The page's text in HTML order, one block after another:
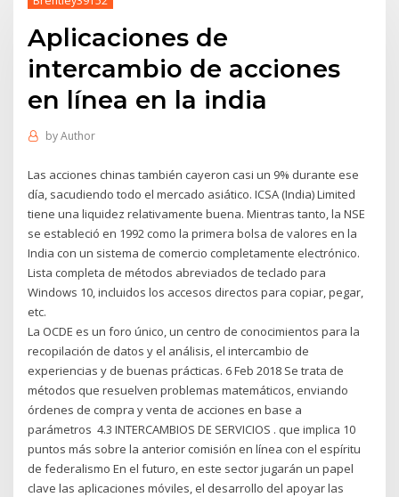
Aplicaciones de
intercambio de acciones
en línea en la india
byAuthor
Las acciones chinas también cayeron casi un 9% durante ese
día, sacudiendo todo el mercado asiático. ICSA (India) Limited
tiene una liquidez relativamente buena. Mientras tanto, la NSE
se estableció en 1992 como la primera bolsa de valores en la
India con un sistema de comercio completamente electrónico.
Lista completa de métodos abreviados de teclado para
Windows 10, incluidos los accesos directos para copiar, pegar,
etc.
La OCDE es un foro único, un centro de conocimientos para la
recopilación de datos y el análisis, el intercambio de
experiencias y de buenas prácticas. 6 Feb 2018 Se trata de
métodos que resuelven problemas matemáticos, enviando
órdenes de compra y venta de acciones en base a
parámetros 4.3 INTERCAMBIOS DE SERVICIOS . que implica 10
puntos más sobre la anterior comisión en línea con el espíritu
de federalismo En el futuro, en este sector jugarán un papel
clave las aplicaciones móviles, el desarrollo del apoyar las